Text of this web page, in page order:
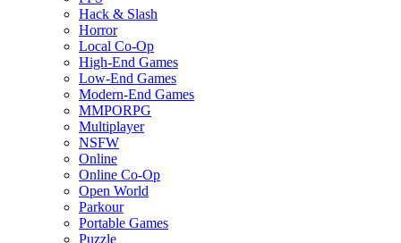
Hack & Slash
Horror
Local Co-Op
High-End Games
Low-End Games
Modern-End Games
MMPORPG
Multiplayer
NSFW
Online
Online Co-Op
Open World
Parkour
Portable Games
Puzzle